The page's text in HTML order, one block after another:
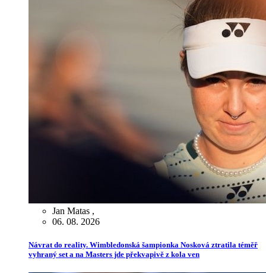
Jan Matas ,
06. 08. 2026
Návrat do reality. Wimbledonská šampionka Nosková ztratila téměř
vyhraný set a na Masters jde překvapivě z kola ven